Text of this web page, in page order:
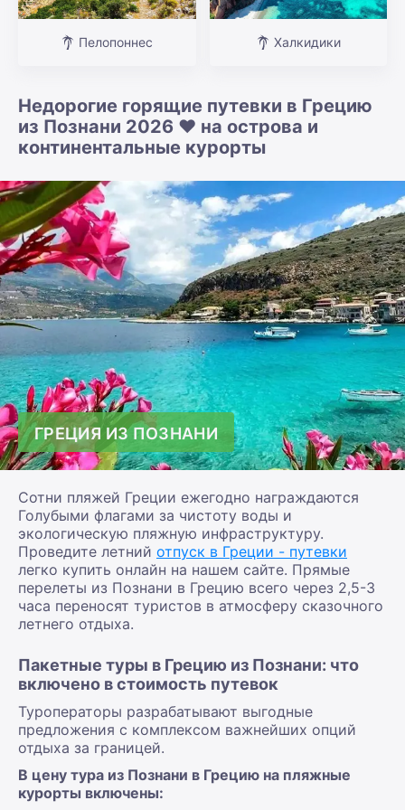
Пелопоннес Халкидики
Недорогие горящие путевки в Грецию
из Познани 2026 ❤️ на острова и
континентальные курорты
ГРЕЦИЯ ИЗ ПОЗНАНИ
Сотни пляжей Греции ежегодно награждаются
Голубыми флагами за чистоту воды и
экологическую пляжную инфраструктуру.
Проведите летний отпуск в Греции - путевки
легко купить онлайн на нашем сайте. Прямые
перелеты из Познани в Грецию всего через 2,5-3
часа переносят туристов в атмосферу сказочного
летнего отдыха.
Пакетные туры в Грецию из Познани: что
включено в стоимость путевок
Туроператоры разрабатывают выгодные
предложения с комплексом важнейших опций
отдыха за границей.
В цену тура из Познани в Грецию на пляжные
курорты включены: